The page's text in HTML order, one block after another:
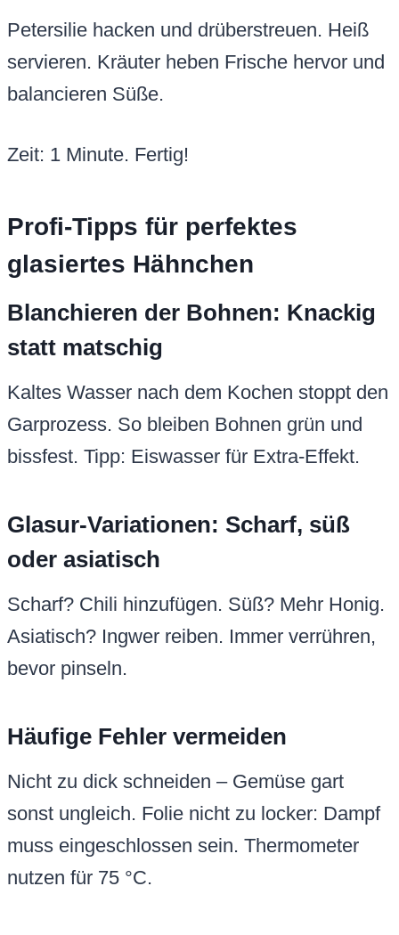
Petersilie hacken und drüberstreuen. Heiß
servieren. Kräuter heben Frische hervor und
balancieren Süße.
Zeit: 1 Minute. Fertig!
Profi-Tipps für perfektes
glasiertes Hähnchen
Blanchieren der Bohnen: Knackig
statt matschig
Kaltes Wasser nach dem Kochen stoppt den
Garprozess. So bleiben Bohnen grün und
bissfest. Tipp: Eiswasser für Extra-Effekt.
Glasur-Variationen: Scharf, süß
oder asiatisch
Scharf? Chili hinzufügen. Süß? Mehr Honig.
Asiatisch? Ingwer reiben. Immer verrühren,
bevor pinseln.
Häufige Fehler vermeiden
Nicht zu dick schneiden – Gemüse gart
sonst ungleich. Folie nicht zu locker: Dampf
muss eingeschlossen sein. Thermometer
nutzen für 75 °C.